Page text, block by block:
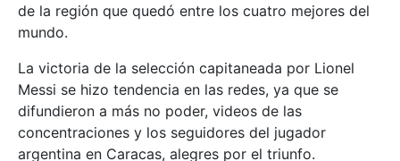
de la región que quedó entre los cuatro mejores del
mundo.
La victoria de la selección capitaneada por Lionel
Messi se hizo tendencia en las redes, ya que se
difundieron a más no poder, videos de las
concentraciones y los seguidores del jugador
argentina en Caracas, alegres por el triunfo.